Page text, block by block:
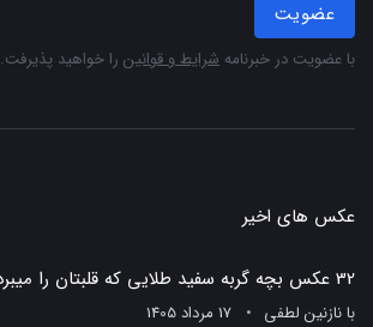
عضویت
با عضویت در خبرنامه شرایط و قوانین را خواهید پذیرفت.
عکس های اخیر
32 عکس بچه گربه سفید طلایی که قلبتان را میبرد
بانازنین لطفی 17 مرداد 1405